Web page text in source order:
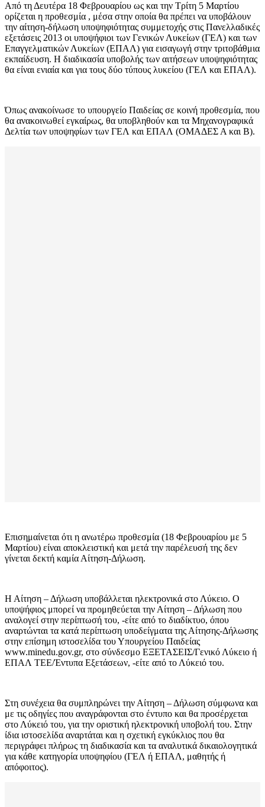
Από τη Δευτέρα 18 Φεβρουαρίου ως και την Τρίτη 5 Μαρτίου
ορίζεται η προθεσμία , μέσα στην οποία θα πρέπει να υποβάλουν
την αίτηση-δήλωση υποψηφιότητας συμμετοχής στις Πανελλαδικές
εξετάσεις 2013 οι υποψήφιοι των Γενικών Λυκείων (ΓΕΛ) και των
Επαγγελματικών Λυκείων (ΕΠΑΛ) για εισαγωγή στην τριτοβάθμια
εκπαίδευση. Η διαδικασία υποβολής των αιτήσεων υποψηφιότητας
θα είναι ενιαία και για τους δύο τύπους λυκείου (ΓΕΛ και ΕΠΑΛ).
Όπως ανακοίνωσε το υπουργείο Παιδείας σε κοινή προθεσμία, που
θα ανακοινωθεί εγκαίρως, θα υποβληθούν και τα Μηχανογραφικά
Δελτία των υποψηφίων των ΓΕΛ και ΕΠΑΛ (ΟΜΑΔΕΣ Α και Β).
Επισημαίνεται ότι η ανωτέρω προθεσμία (18 Φεβρουαρίου με 5
Μαρτίου) είναι αποκλειστική και μετά την παρέλευσή της δεν
γίνεται δεκτή καμία Αίτηση-Δήλωση.
Η Αίτηση – Δήλωση υποβάλλεται ηλεκτρονικά στο Λύκειο. Ο
υποψήφιος μπορεί να προμηθεύεται την Αίτηση – Δήλωση που
αναλογεί στην περίπτωσή του, -είτε από το διαδίκτυο, όπου
αναρτώνται τα κατά περίπτωση υποδείγματα της Αίτησης-Δήλωσης
στην επίσημη ιστοσελίδα του Υπουργείου Παιδείας
www.minedu.gov.gr, στο σύνδεσμο ΕΞΕΤΑΣΕΙΣ/Γενικό Λύκειο ή
ΕΠΑΛ ΤΕΕ/Έντυπα Εξετάσεων, -είτε από το Λύκειό του.
Στη συνέχεια θα συμπληρώνει την Αίτηση – Δήλωση σύμφωνα και
με τις οδηγίες που αναγράφονται στο έντυπο και θα προσέρχεται
στο Λύκειό του, για την οριστική ηλεκτρονική υποβολή του. Στην
ίδια ιστοσελίδα αναρτάται και η σχετική εγκύκλιος που θα
περιγράφει πλήρως τη διαδικασία και τα αναλυτικά δικαιολογητικά
για κάθε κατηγορία υποψηφίου (ΓΕΛ ή ΕΠΑΛ, μαθητής ή
απόφοιτος).